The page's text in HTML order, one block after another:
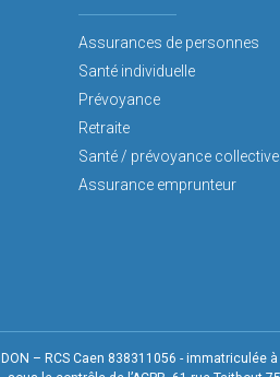
Assurances de personnes
Santé individuelle
Prévoyance
Retraite
Santé / prévoyance collective
Assurance emprunteur
– RCS Caen 838311056 - immatriculée